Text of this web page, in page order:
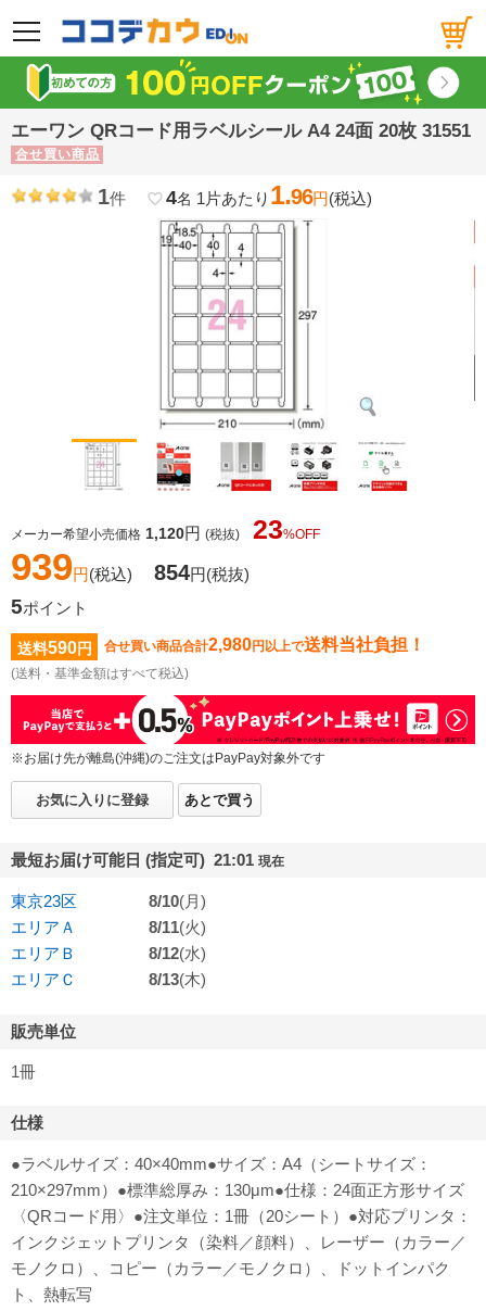
メニュー
エーワン QRコード用ラベルシール A4 24面 20枚 31551
合せ買い商品
1件 favorite_border4名 1片あたり 1.96円(税込)
メーカー希望小売価格 1,120円 (税抜) 23%OFF
939円(税込) 854円(税抜)
5ポイント
送料590円 合せ買い商品合計2,980円以上で送料当社負担！
(送料・基準金額はすべて税込)
※お届け先が離島(沖縄)のご注文はPayPay対象外です
お気に入りに登録 あとで買う
最短お届け可能日 (指定可) 21:01 現在
東京23区 8/10(月)
エリアＡ
8/11(火)
エリアＢ
8/12(水)
エリアＣ
8/13(木)
販売単位
1冊
仕様
●ラベルサイズ：40×40mm●サイズ：A4（シートサイズ：
210×297mm）●標準総厚み：130μm●仕様：24面正方形サイズ
〈QRコード用〉●注文単位：1冊（20シート）●対応プリンタ：
インクジェットプリンタ（染料／顔料）、レーザー（カラー／
モノクロ）、コピー（カラー／モノクロ）、ドットインパク
ト、熱転写